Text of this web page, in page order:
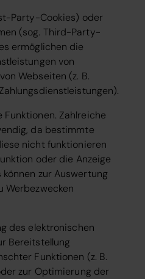
Party-Cookies) oder
(sog. Third-Party-
ermöglichen die
von
Webseiten (z. B.
Zahlreiche
da bestimmte
nicht funktionieren
oder die Anzeige
zur Auswertung
Werbezwecken
des elektronischen
Bereitstellung
Funktionen (z. B.
zur Optimierung der